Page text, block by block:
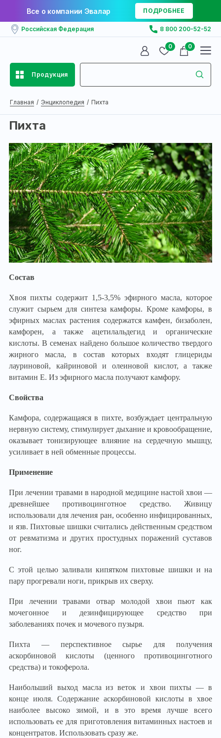
Все о компании Эвалар ПОДРОБНЕЕ
Российская Федерация 8 800 200-52-52
0 0
Продукция
Главная Энциклопедия Пихта
Пихта
Состав
Хвоя пихты содержит 1,5-3,5% эфирного масла, которое
служит сырьем для синтеза камфоры. Кроме камфоры, в
эфирных маслах растения содержатся камфен, бизаболен,
камфорен, а также ацетилальдегид и органические
кислоты. В семенах найдено большое количество твердого
жирного масла, в состав которых входят глицериды
лауриновой, кайриновой и олеиновой кислот, а также
витамин Е. Из эфирного масла получают камфору.
Свойства
Камфора, содержащаяся в пихте, возбуждает центральную
нервную систему, стимулирует дыхание и кровообращение,
оказывает тонизирующее влияние на сердечную мышцу,
усиливает в ней обменные процессы.
Применение
При лечении травами в народной медицине настой хвои —
древнейшее противоцинготное средство. Живицу
использовали для лечения ран, особенно инфицированных,
и язв. Пихтовые шишки считались действенным средством
от ревматизма и других простудных поражений суставов
ног.
С этой целью заливали кипятком пихтовые шишки и на
пару прогревали ноги, прикрыв их сверху.
При лечении травами отвар молодой хвои пьют как
мочегонное и дезинфицирующее средство при
заболеваниях почек и мочевого пузыря.
Пихта — перспективное сырье для получения
аскорбиновой кислоты (ценного противоцинготного
средства) и токоферола.
Наибольший выход масла из веток и хвои пихты — в
конце июля. Содержание аскорбиновой кислоты в хвое
наиболее высоко зимой, и в это время лучше всего
использовать ее для приготовления витаминных настоев и
концентратов. Использовать сразу же.